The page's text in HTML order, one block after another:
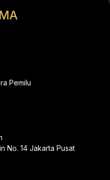
Pemilu
No. 14 Jakarta Pusat